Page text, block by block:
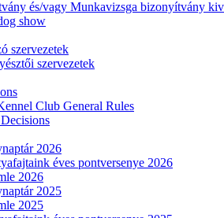
és/vagy Munkavizsga bizonyítvány
show
szervezetek
szervezetek
Club General Rules
2026
éves pontversenye 2026
2026
2025
2025